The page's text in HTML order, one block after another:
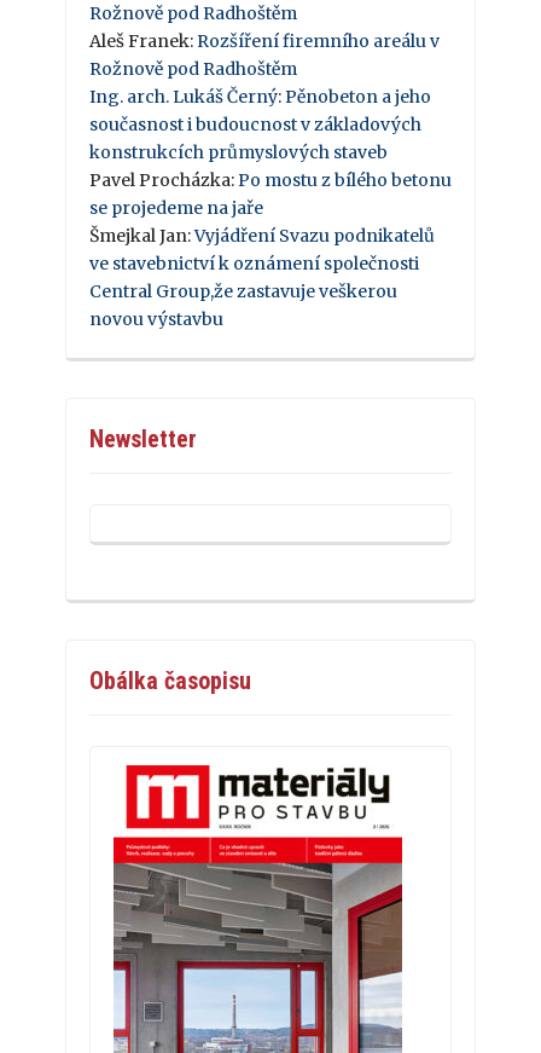
Rožnově pod Radhoštěm
Aleš Franek: Rozšíření firemního areálu v
Rožnově pod Radhoštěm
Ing. arch. Lukáš Černý: Pěnobeton a jeho
současnost i budoucnost v základových
konstrukcích průmyslových staveb
Pavel Procházka: Po mostu z bílého betonu
se projedeme na jaře
Šmejkal Jan:Vyjádření Svazu podnikatelů
ve stavebnictví k oznámení společnosti
Central Group,že zastavuje veškerou
novou výstavbu
Newsletter
Obálka časopisu